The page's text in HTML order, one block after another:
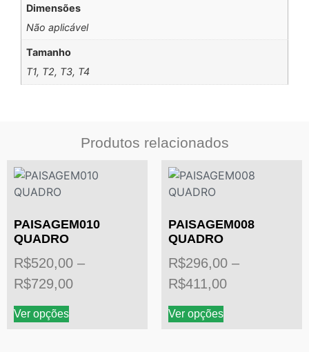
Dimensões
Não aplicável
Tamanho
T1, T2, T3, T4
Produtos relacionados
PAISAGEM010
QUADRO
R$520,00 –
R$729,00
Ver opções
PAISAGEM008
QUADRO
R$296,00 –
R$411,00
Ver opções